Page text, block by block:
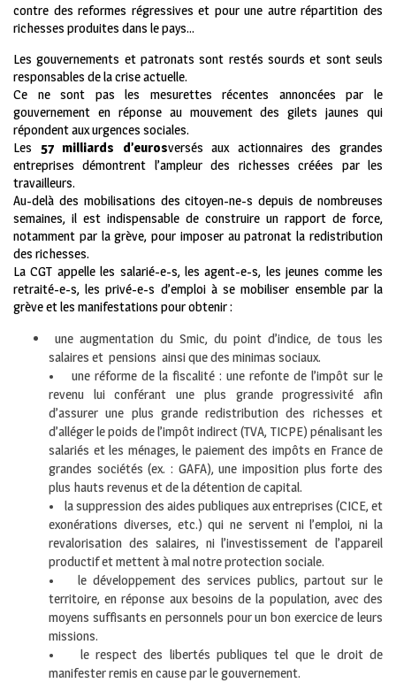
contre des reformes régressives et pour une autre répartition des
richesses produites dans le pays…
Les gouvernements et patronats sont restés sourds et sont seuls
responsables de la crise actuelle.
Ce ne sont pas les mesurettes récentes annoncées par le
gouvernement en réponse au mouvement des gilets jaunes qui
répondent aux urgences sociales.
Les 57 milliards d’eurosversés aux actionnaires des grandes
entreprises démontrent l’ampleur des richesses créées par les
travailleurs.
Au-delà des mobilisations des citoyen-ne-s depuis de nombreuses
semaines, il est indispensable de construire un rapport de force,
notamment par la grève, pour imposer au patronat la redistribution
des richesses.
La CGT appelle les salarié-e-s, les agent-e-s, les jeunes comme les
retraité-e-s, les privé-e-s d’emploi à se mobiliser ensemble par la
grève et les manifestations pour obtenir :
une augmentation du Smic, du point d’indice, de tous les
salaires et pensions ainsi que des minimas sociaux.
• une réforme de la fiscalité : une refonte de l’impôt sur le
revenu lui conférant une plus grande progressivité afin
d’assurer une plus grande redistribution des richesses et
d’alléger le poids de l’impôt indirect (TVA, TICPE) pénalisant les
salariés et les ménages, le paiement des impôts en France de
grandes sociétés (ex. : GAFA), une imposition plus forte des
plus hauts revenus et de la détention de capital.
• la suppression des aides publiques aux entreprises (CICE, et
exonérations diverses, etc.) qui ne servent ni l’emploi, ni la
revalorisation des salaires, ni l’investissement de l’appareil
productif et mettent à mal notre protection sociale.
• le développement des services publics, partout sur le
territoire, en réponse aux besoins de la population, avec des
moyens suffisants en personnels pour un bon exercice de leurs
missions.
• le respect des libertés publiques tel que le droit de
manifester remis en cause par le gouvernement.